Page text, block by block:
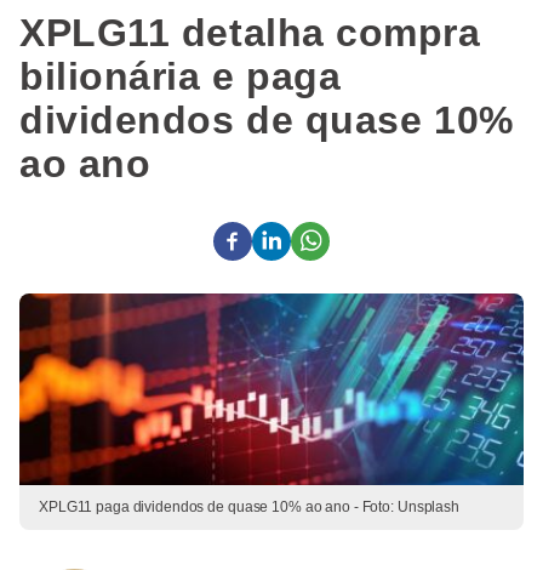
XPLG11 detalha compra
bilionária e paga
dividendos de quase 10%
ao ano
XPLG11 paga dividendos de quase 10% ao ano - Foto: Unsplash